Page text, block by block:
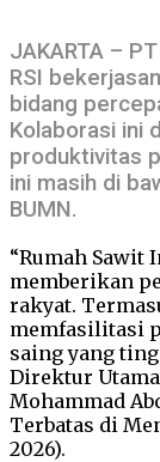
JAKARTA –
RSI
bidang
Kolaborasi ini
produktivitas
ini masih di
BUMN.
“Rumah Sawit
memberikan
rakyat.
memfasilitasi
saing yang
Direktur
Mohammad
Terbatas di
2026).